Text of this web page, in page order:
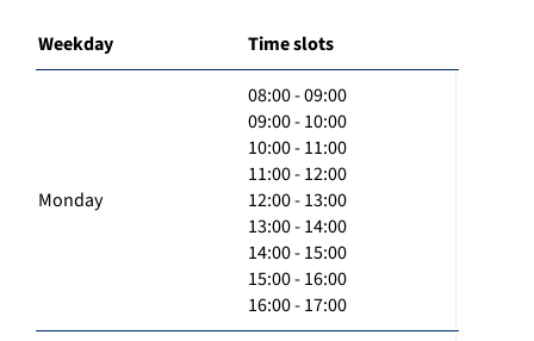
Weekday Time slots
Monday
08:00 - 09:00
09:00 - 10:00
10:00 - 11:00
11:00 - 12:00
12:00 - 13:00
13:00 - 14:00
14:00 - 15:00
15:00 - 16:00
16:00 - 17:00